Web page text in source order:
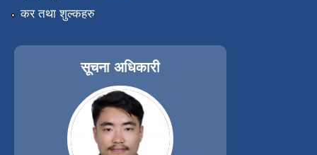
कर तथा शुल्कहरु
सूचना अधिकारी